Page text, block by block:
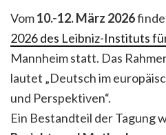
Vom10.-12. März 2026
2026 des Leibniz-Instituts
Mannheim statt. Das
lautet „Deutsch im
und Perspektiven“.
Ein Bestandteil der Tagung